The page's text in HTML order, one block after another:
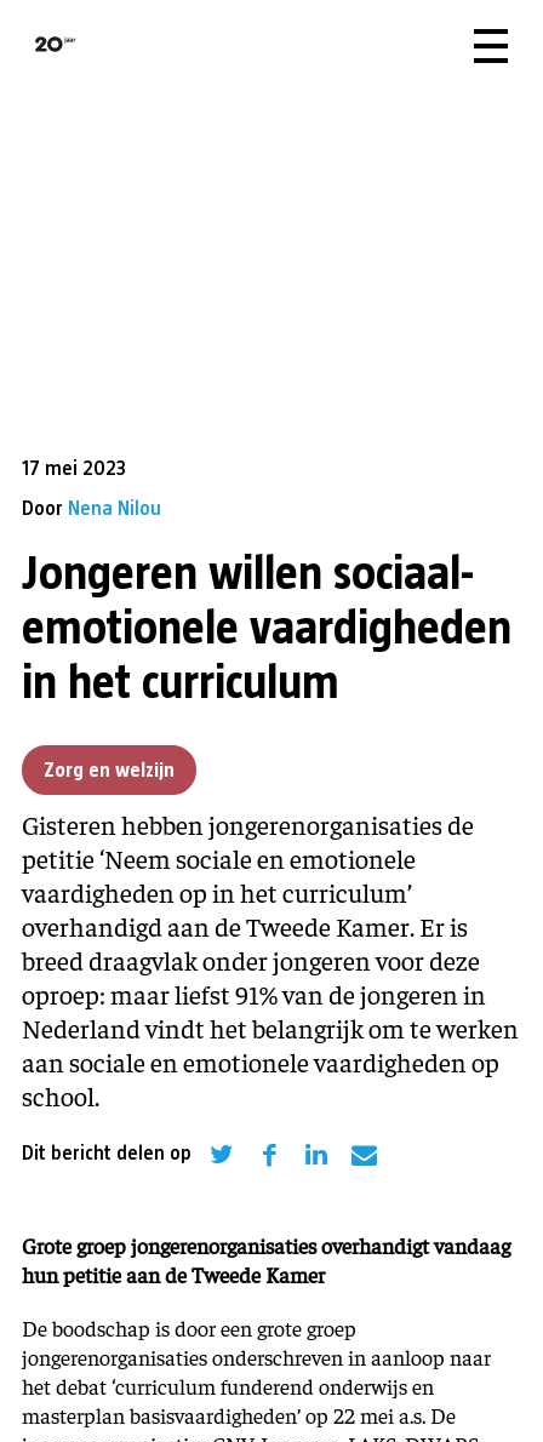
17 mei 2023
Door Nena Nilou
Jongeren willen sociaal-
emotionele vaardigheden
in het curriculum
Zorg en welzijn
Gisteren hebben jongerenorganisaties de
petitie ‘Neem sociale en emotionele
vaardigheden op in het curriculum’
overhandigd aan de Tweede Kamer. Er is
breed draagvlak onder jongeren voor deze
oproep: maar liefst 91% van de jongeren in
Nederland vindt het belangrijk om te werken
aan sociale en emotionele vaardigheden op
school.
Dit bericht delen op
Grote groep jongerenorganisaties overhandigt vandaag
hun petitie aan de Tweede Kamer
De boodschap is door een grote groep
jongerenorganisaties onderschreven in aanloop naar
het debat ‘curriculum funderend onderwijs en
masterplan basisvaardigheden’ op 22 mei a.s. De